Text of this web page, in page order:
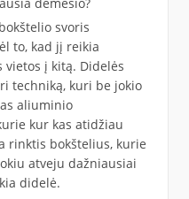
dėmesio?
svoris
to, kad jį reikia
į kitą. Didelės
techniką, kuri be jokio
aliuminio
kur kas atidžiau
rinktis bokštelius, kurie
atveju dažniausiai
didelė.